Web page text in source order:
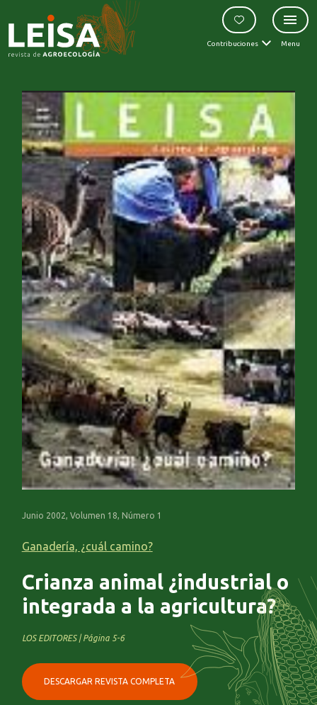
Contribuciones Menu
Junio 2002, Volumen 18, Número 1
Ganadería, ¿cuál camino?
Crianza animal ¿industrial o
integrada a la agricultura?
LOS EDITORES | Página 5-6
DESCARGAR REVISTA COMPLETA